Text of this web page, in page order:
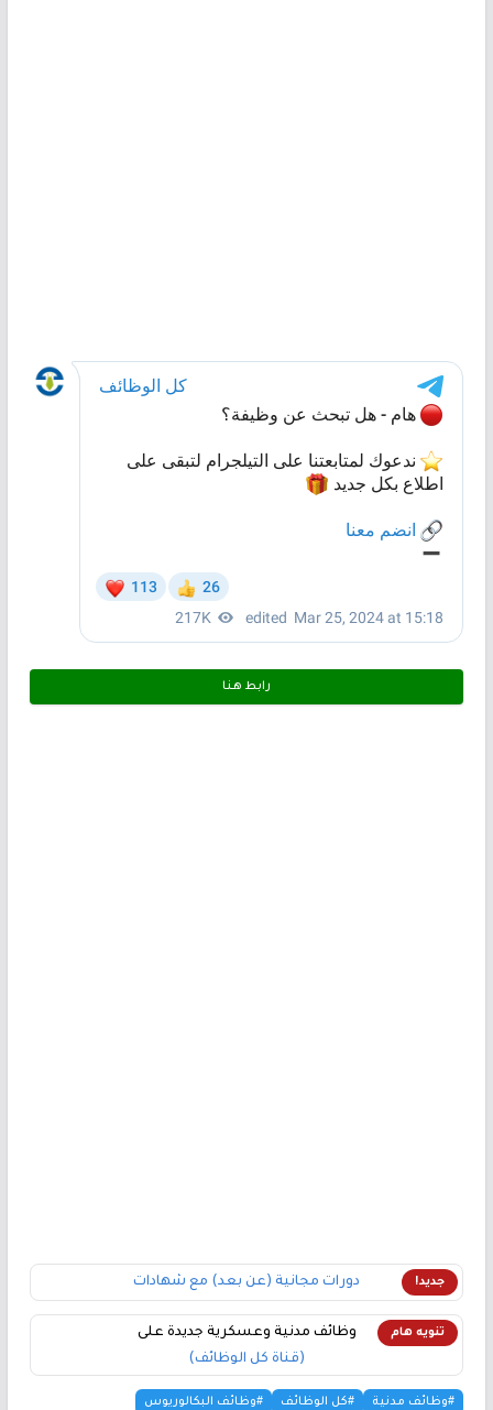
رابط هـنـا
جديد! دورات مجانية (عن بعد) مع شهادات
تنويه هام
وظائف مدنية وعسكرية جديدة على
(قناة كل الوظائف)
#وظائف مدنية #كل الوظائف #وظائف البكالوريوس